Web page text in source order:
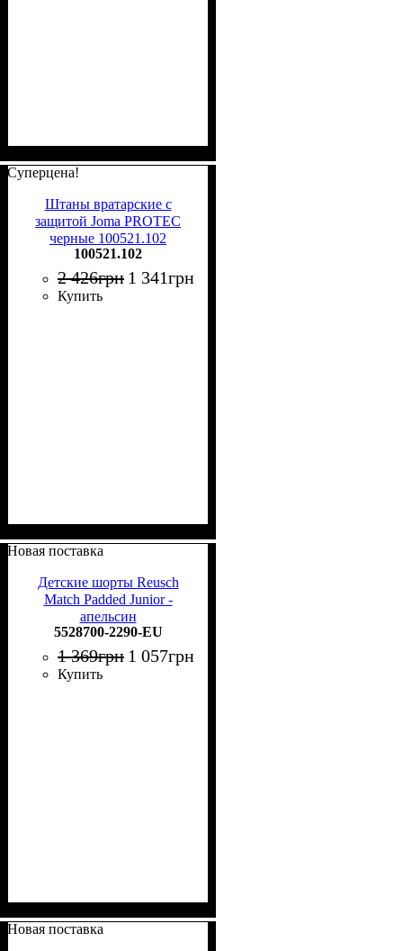
Суперцена!
Штаны вратарские с
защитой Joma PROTEC
черные 100521.102
100521.102
2 426грн 1 341грн
Купить
Новая поставка
Детские шорты Reusch
Match Padded Junior -
апельсин
5528700-2290-EU
1 369грн 1 057грн
Купить
Новая поставка